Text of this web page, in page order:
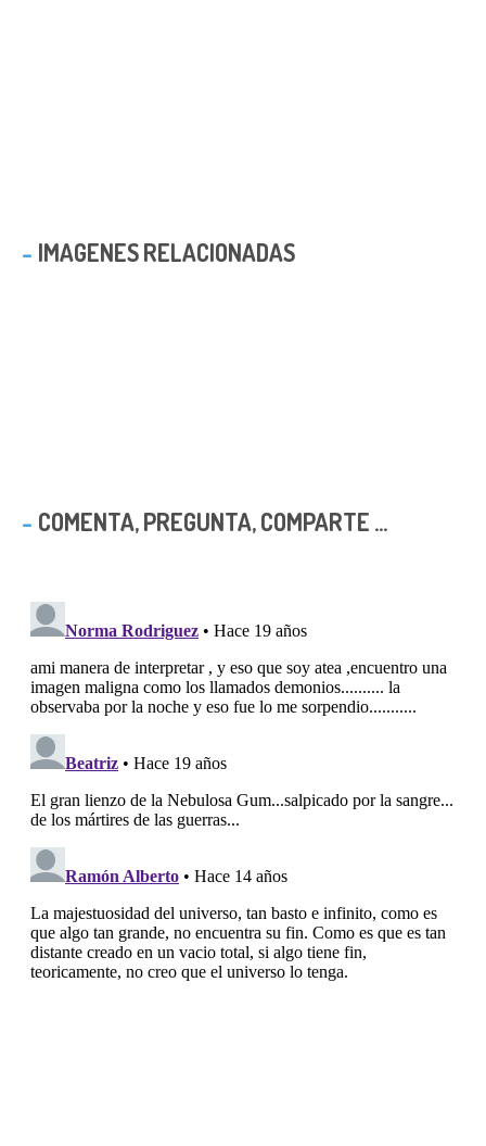
IMAGENES RELACIONADAS
COMENTA, PREGUNTA, COMPARTE ...